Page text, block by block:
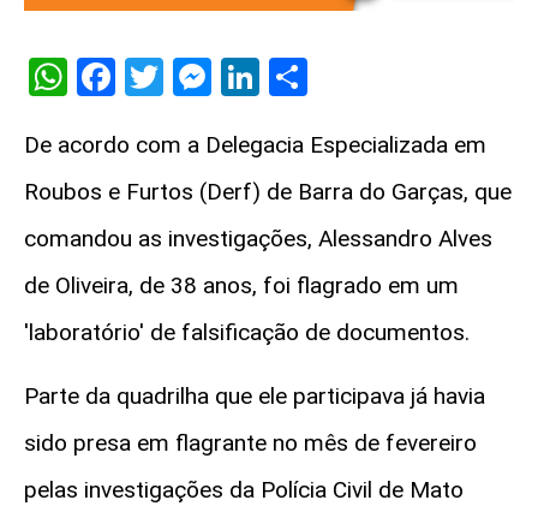
WhatsApp
Facebook
Twitter
Messenger
LinkedIn
De acordo com a Delegacia Especializada em
Roubos e Furtos (Derf) de Barra do Garças, que
comandou as investigações, Alessandro Alves
de Oliveira, de 38 anos, foi flagrado em um
'laboratório' de falsificação de documentos.
Parte da quadrilha que ele participava já havia
sido presa em flagrante no mês de fevereiro
pelas investigações da Polícia Civil de Mato